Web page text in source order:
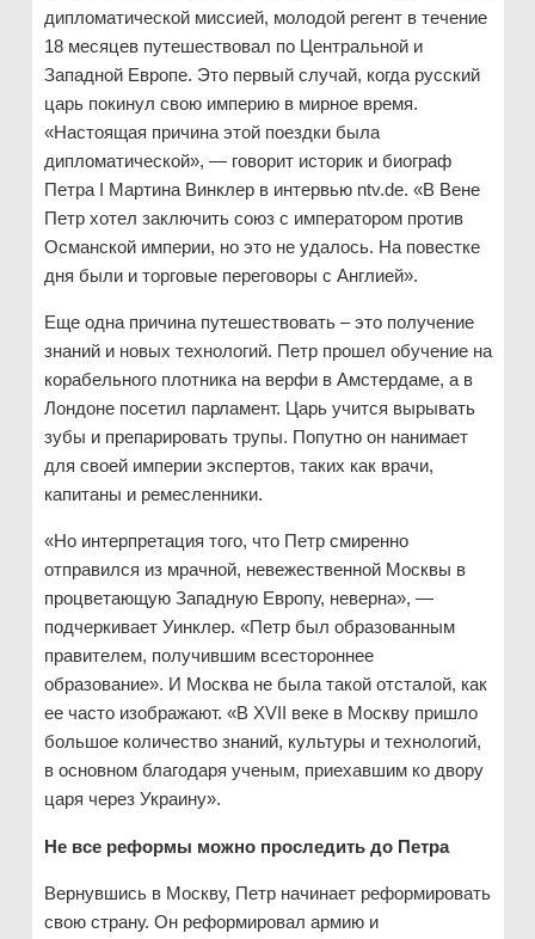
дипломатической миссией, молодой регент в течение
18 месяцев путешествовал по Центральной и
Западной Европе. Это первый случай, когда русский
царь покинул свою империю в мирное время.
«Настоящая причина этой поездки была
дипломатической», — говорит историк и биограф
Петра I Мартина Винклер в интервью ntv.de. «В Вене
Петр хотел заключить союз с императором против
Османской империи, но это не удалось. На повестке
дня были и торговые переговоры с Англией».
Еще одна причина путешествовать – это получение
знаний и новых технологий. Петр прошел обучение на
корабельного плотника на верфи в Амстердаме, а в
Лондоне посетил парламент. Царь учится вырывать
зубы и препарировать трупы. Попутно он нанимает
для своей империи экспертов, таких как врачи,
капитаны и ремесленники.
«Но интерпретация того, что Петр смиренно
отправился из мрачной, невежественной Москвы в
процветающую Западную Европу, неверна», —
подчеркивает Уинклер. «Петр был образованным
правителем, получившим всестороннее
образование». И Москва не была такой отсталой, как
ее часто изображают. «В XVII веке в Москву пришло
большое количество знаний, культуры и технологий,
в основном благодаря ученым, приехавшим ко двору
царя через Украину».
Не все реформы можно проследить до Петра
Вернувшись в Москву, Петр начинает реформировать
свою страну. Он реформировал армию и